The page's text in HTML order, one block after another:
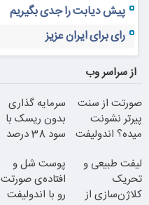
پیش دیابت را جدی بگیریم
رای برای ایران عزیز
از سراسر وب
صورتت از سنت
پیرتر نشونت
میده؟ اندولیفت
سرمایه گذاری
بدون ریسک با
سود 38 درصد
لیفت طبیعی و
تحریک
کلاژن‌سازی از
پوست شل و
افتاده‌ی صورتت
رو با اندولیفت